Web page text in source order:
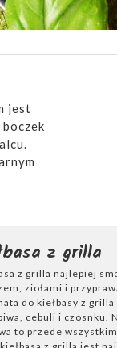
jest
z grilla
z grilla najlepiej
ziołami i
do kiełbasy z grilla
cebuli i czosnku.
to przede wszystkim